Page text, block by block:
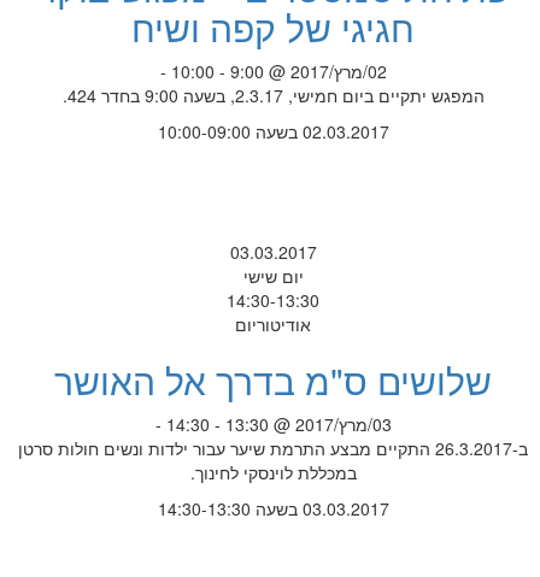
חגיגי של קפה ושיח
02/מרץ/2017 @ 9:00 - 10:00 -
המפגש יתקיים ביום חמישי, 2.3.17, בשעה 9:00 בחדר 424.
02.03.2017 בשעה 10:00-09:00
03.03.2017
יום שישי
14:30-13:30
אודיטוריום
שלושים ס"מ בדרך אל האושר
03/מרץ/2017 @ 13:30 - 14:30 -
ב-26.3.2017 התקיים מבצע התרמת שיער עבור ילדות ונשים חולות סרטן
במכללת לוינסקי לחינוך.
03.03.2017 בשעה 14:30-13:30